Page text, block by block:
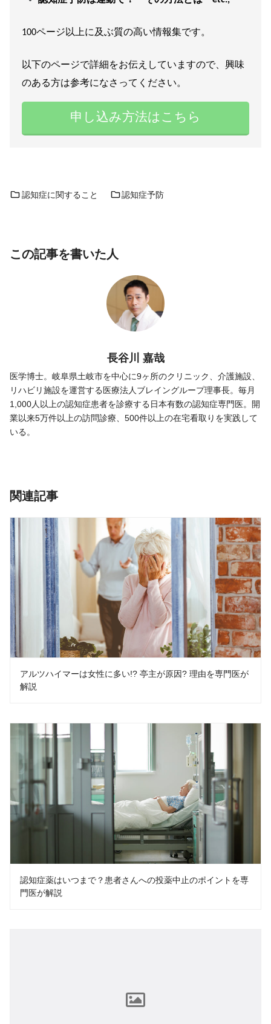
100ページ以上に及ぶ質の高い情報集です。
以下のページで詳細をお伝えしていますので、興味
のある方は参考になさってください。
申し込み方法はこちら
認知症に関すること 認知症予防
この記事を書いた人
長谷川 嘉哉
医学博士。岐阜県土岐市を中心に9ヶ所のクリニック、介護施設、
リハビリ施設を運営する医療法人ブレイングループ理事長。毎月
1,000人以上の認知症患者を診療する日本有数の認知症専門医。開
業以来5万件以上の訪問診療、500件以上の在宅看取りを実践して
いる。
関連記事
アルツハイマーは女性に多い!? 亭主が原因? 理由を専門医が
解説
認知症薬はいつまで？患者さんへの投薬中止のポイントを専
門医が解説